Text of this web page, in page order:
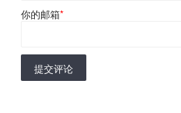
你的邮箱*
提交评论